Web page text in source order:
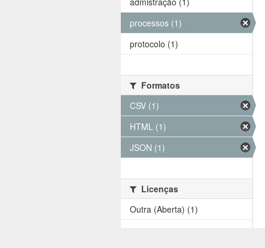
processos (1)
protocolo (1)
Formatos
CSV (1)
HTML (1)
JSON (1)
Licenças
Outra (Aberta) (1)